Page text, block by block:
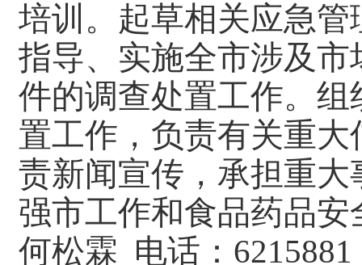
培训。起草相关应急
指导、实施全市涉及
件的调查处置工作。
置工作，负责有关重
责新闻宣传，承担重
强市工作和食品药品
何松霖 电话：6215881